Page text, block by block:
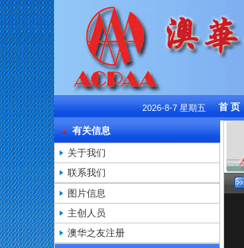
2026-8-7 星期五 首 页
有关信息
关于我们
联系我们
图片信息
主创人员
澳华之友注册